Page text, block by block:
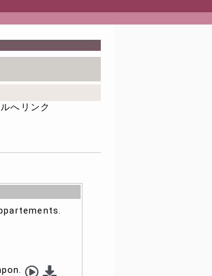
へリンク